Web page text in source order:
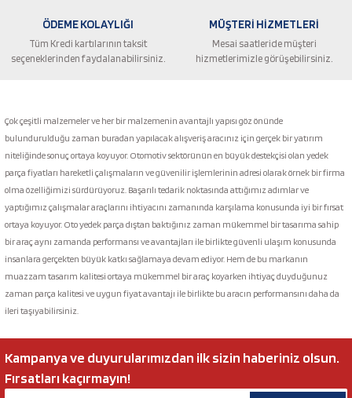
Gönder
ÖDEME KOLAYLIĞI
Tüm Kredi kartılarının taksit
seçeneklerinden faydalanabilirsiniz.
MÜŞTERİ HİZMETLERİ
Mesai saatleride müşteri
hizmetlerimizle görüşebilirsiniz.
Çok çeşitli malzemeler ve her bir malzemenin avantajlı yapısı göz önünde
bulundurulduğu zaman buradan yapılacak alışveriş aracınız için gerçek bir yatırım
niteliğinde sonuç ortaya koyuyor. Otomotiv sektörünün en büyük destekçisi olan yedek
parça fiyatları hareketli çalışmaların ve güvenilir işlemlerinin adresi olarak örnek bir firma
olma özelliğimizi sürdürüyoruz. Başarılı tedarik noktasında attığımız adımlar ve
yaptığımız çalışmalar araçlarını ihtiyacını zamanında karşılama konusunda iyi bir fırsat
ortaya koyuyor. Oto yedek parça dıştan baktığınız zaman mükemmel bir tasarıma sahip
bir araç aynı zamanda performansı ve avantajları ile birlikte güvenli ulaşım konusunda
insanlara gerçekten büyük katkı sağlamaya devam ediyor. Hem de bu markanın
muazzam tasarım kalitesi ortaya mükemmel bir araç koyarken ihtiyaç duyduğunuz
zaman parça kalitesi ve uygun fiyat avantajı ile birlikte bu aracın performansını daha da
ileri taşıyabilirsiniz.
Kampanya ve duyurularımızdan ilk sizin haberiniz olsun.
Fırsatları kaçırmayın!